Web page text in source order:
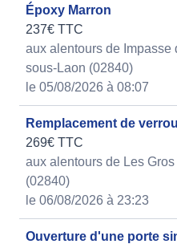
Époxy Marron
237€ TTC
aux alentours de Impasse
sous-Laon (02840)
le 05/08/2026 à 08:07
Remplacement de
269€ TTC
aux alentours de Les
(02840)
le 06/08/2026 à 23:23
Ouverture d'une porte